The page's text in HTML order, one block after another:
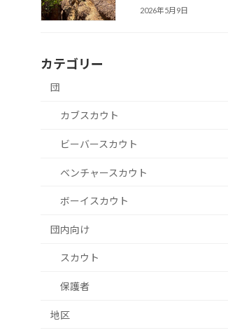
2026年5月9日
カテゴリー
団
カブスカウト
ビーバースカウト
ベンチャースカウト
ボーイスカウト
団内向け
スカウト
保護者
地区